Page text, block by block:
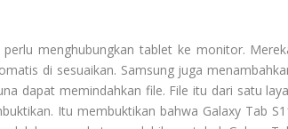
menghubungkan tablet ke monitor.
di sesuaikan. Samsung juga
dapat memindahkan file. File itu dari satu
Itu membuktikan bahwa Galaxy Tab